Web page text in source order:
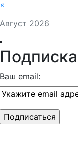
Август 2026
«
Ваш email: